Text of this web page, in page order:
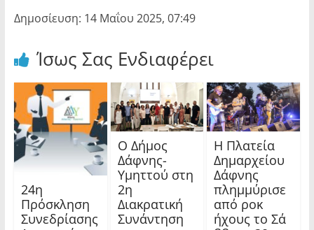
Δημοσίευση: 14 Μαΐου 2025, 07:49
Ίσως Σας Ενδιαφέρει
24η
Πρόσκληση
Συνεδρίασης
Ο Δήμος
Δάφνης-
Υμηττού στη
2η
Διακρατική
Συνάντηση
Η Πλατεία
Δημαρχείου
Δάφνης
πλημμύρισε
από ροκ
ήχους το Σά